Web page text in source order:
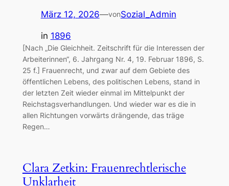
März 12, 2026—vonSozial_Admin
in 1896
[Nach „Die Gleichheit. Zeitschrift für die Interessen der
Arbeiterinnen“, 6. Jahrgang Nr. 4, 19. Februar 1896, S.
25 f.] Frauenrecht, und zwar auf dem Gebiete des
öffentlichen Lebens, des politischen Lebens, stand in
der letzten Zeit wieder einmal im Mittelpunkt der
Reichstagsverhandlungen. Und wieder war es die in
allen Richtungen vorwärts drängende, das träge
Regen…
Clara Zetkin: Frauenrechtlerische
Unklarheit